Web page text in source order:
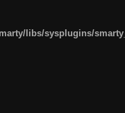
libs/sysplugins/